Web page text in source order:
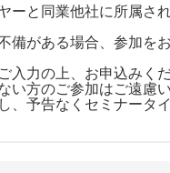
ーと同業他社に所属さ
備がある場合、参加を
入力の上、お申込みく
い方のご参加はご遠慮
、予告なくセミナータ